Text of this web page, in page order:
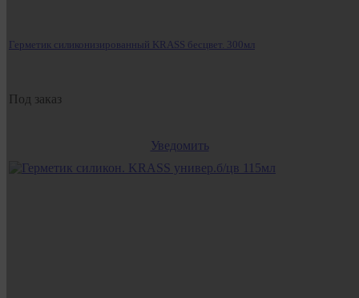
Герметик силиконизированный KRASS бесцвет. 300мл
Под заказ
Уведомить